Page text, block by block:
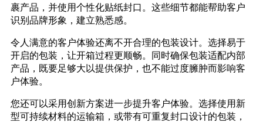
裹产品，并使用个性化贴纸封口。这些细节都能帮助客户
识别品牌形象，建立熟悉感。
令人满意的客户体验还离不开合理的包装设计。选择易于
开启的包装，让开箱过程更顺畅。同时确保包装适配内部
产品，既要足够大以提供保护，也不能过度臃肿而影响客
户体验。
您还可以采用创新方案进一步提升客户体验。选择使用新
型可持续材料的运输箱，或带有可重复封口设计的包装，